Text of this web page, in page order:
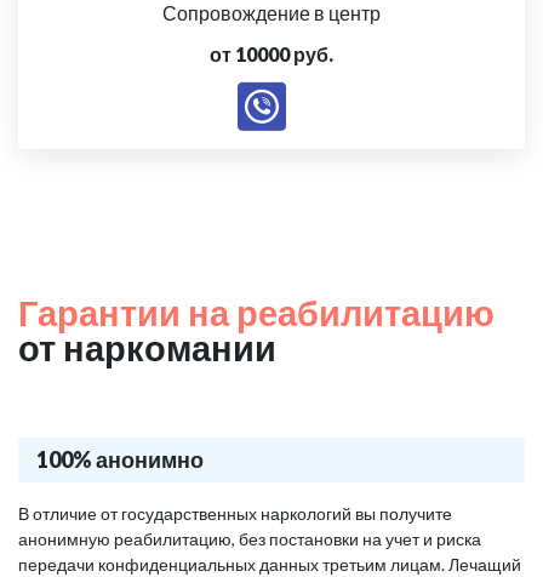
Сопровождение в центр
от 10000 руб.
Гарантии на реабилитацию
от наркомании
100% анонимно
В отличие от государственных наркологий вы получите
анонимную реабилитацию, без постановки на учет и риска
передачи конфиденциальных данных третьим лицам. Лечащий